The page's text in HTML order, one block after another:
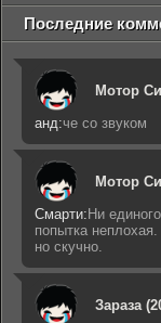
Последние
Мотор
анд:че со звуком
Мотор
Смарти: Ни
попытка
но скучно.
Зараза